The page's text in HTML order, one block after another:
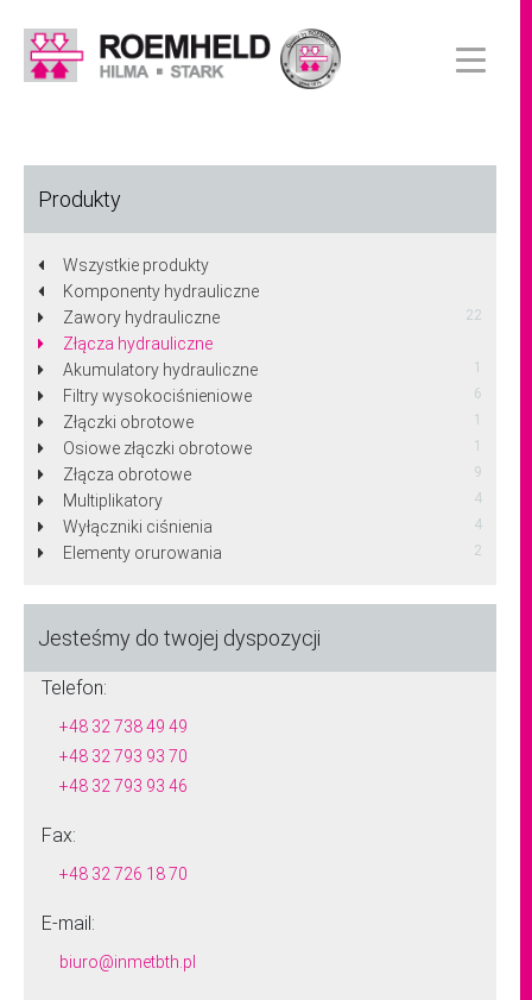
Produkty
Wszystkie produkty
Komponenty hydrauliczne
Zawory hydrauliczne
22
Złącza hydrauliczne
Akumulatory hydrauliczne
1
Filtry wysokociśnieniowe 6
Złączki obrotowe 1
Osiowe złączki obrotowe 1
Złącza obrotowe 9
Multiplikatory 4
Wyłączniki ciśnienia 4
Elementy orurowania 2
Jesteśmy do twojej dyspozycji
Telefon:
+48 32 738 49 49
+48 32 793 93 70
+48 32 793 93 46
Fax:
+48 32 726 18 70
E-mail:
biuro@inmetbth.pl